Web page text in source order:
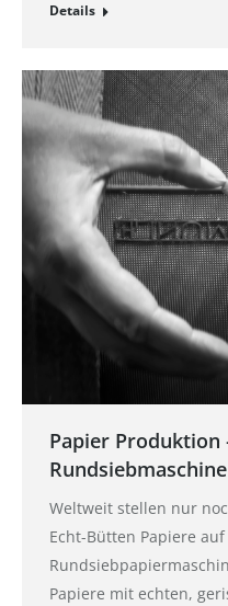
Details
Papier Produktion
Rundsiebmaschine
Weltweit stellen nur
Echt-Bütten Papiere
Papiere mit echten,